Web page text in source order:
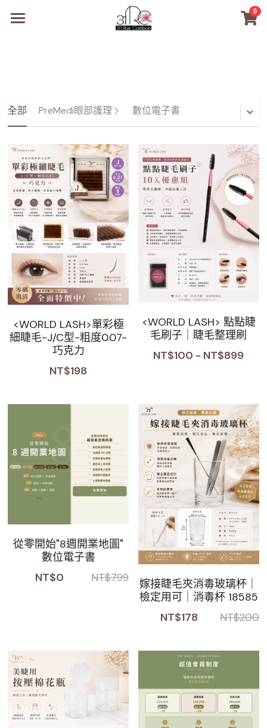
0
PreMedi眼部護理
數位電子書
經典單根圓毛
超值購物金
WL睫毛
小紅書款
扁毛調色
極細睫毛
W型睫毛
WORLDLASH
睫毛黑膠
睫毛卸除
睫毛提拉
睫毛保養
Sale睫毛
絕版扁毛
絕版圓毛
轉頭凝膠
凝膠筆刷
檢定商品
品牌開店包
OEM訂製
技術課程
最新文章
教學教室
NEA睫毛協會
搜索
繁體中文
繁體中文
註冊/登入
全部 PreMedi眼部護理 數位電子書
<WORLD LASH>單彩極
細睫毛-J/C型-粗度0.07-
巧克力
NT$198
<WORLD LASH> 點點睫
毛刷子｜睫毛整理刷
NT$100 - NT$899
從零開始"8週開業地圖"
數位電子書
NT$0
NT$799
嫁接睫毛夾消毒玻璃杯｜
檢定用可｜消毒杯 18585
NT$178
NT$200
×
商品分類